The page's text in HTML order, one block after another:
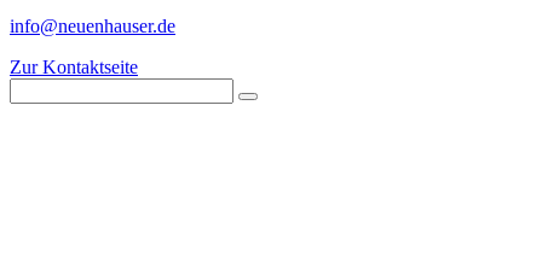
info@neuenhauser.de
Zur Kontaktseite